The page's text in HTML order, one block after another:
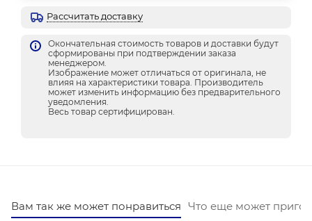
Рассчитать доставку
Окончательная стоимость товаров и доставки будут
сформированы при подтверждении заказа
менеджером.
Изображение может отличаться от оригинала, не
влияя на характеристики товара. Производитель
может изменить информацию без предварительного
уведомления.
Весь товар сертифицирован.
Вам так же может понравиться Что еще может